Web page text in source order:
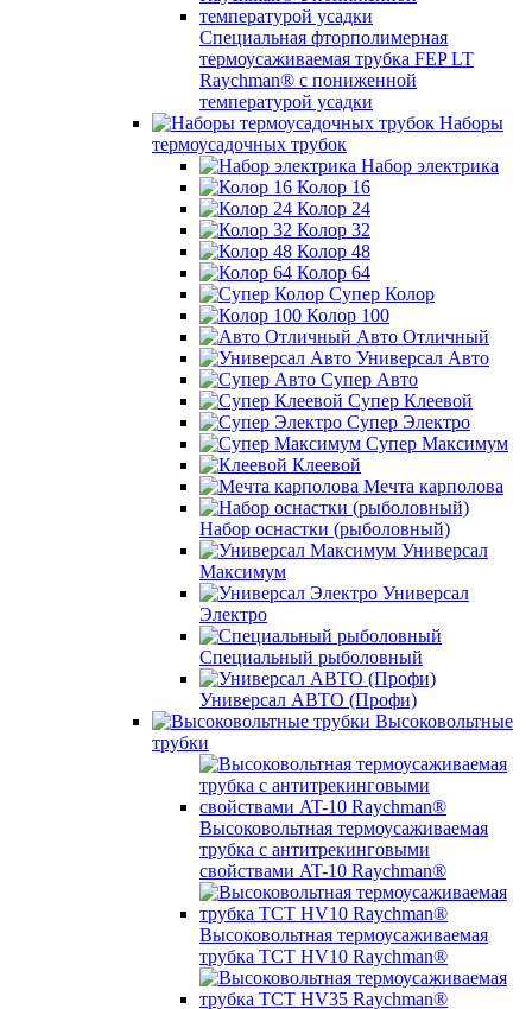
Специальная фторполимерная
термоусаживаемая трубка FEP LT
Raychman® с пониженной
температурой усадки
Наборы
термоусадочных трубок
Набор электрика
Колор 16
Колор 24
Колор 32
Колор 48
Колор 64
Супер Колор
Колор 100
Авто Отличный
Универсал Авто
Супер Авто
Супер Клеевой
Супер Электро
Супер Максимум
Клеевой
Мечта карполова
Набор оснастки (рыболовный)
Универсал
Максимум
Универсал
Электро
Специальный рыболовный
Универсал АВТО (Профи)
Высоковольтные
трубки
Высоковольтная термоусаживаемая
трубка с антитрекинговыми
свойствами AT-10 Raychman®
Высоковольтная термоусаживаемая
трубка TCT HV10 Raychman®